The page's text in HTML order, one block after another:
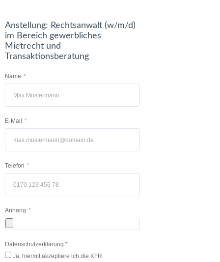
Anstellung: Rechtsanwalt (w/m/d)
im Bereich gewerbliches
Mietrecht und
Transaktionsberatung
Name
E-Mail
Telefon
Anhang
Datenschutzerklärung *
Ja, hiermit akzeptiere ich die KFR